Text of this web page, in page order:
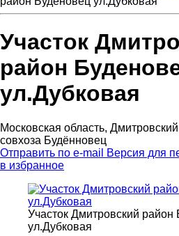
Участок
район
ул.Дубковая
Московская область,
совхоза Будённовец
Отправить по e-mail
Версия для
в избранное
Участок Дмитровский район
ул.Дубковая